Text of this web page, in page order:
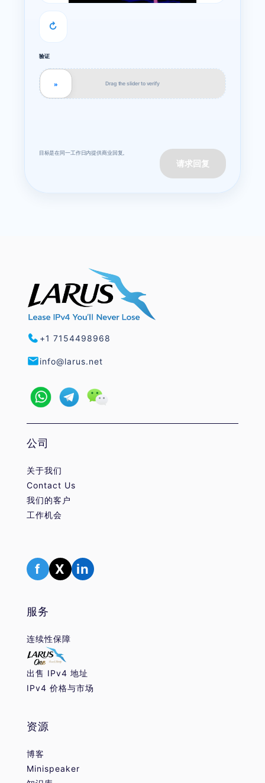
↻
验证
Drag the slider to verify
»
目标是在同一工作日内提供商业回复。
请求回复
+1 7154498968
info@larus.net
公司
关于我们
Contact Us
我们的客户
工作机会
f X in
服务
连续性保障
出售 IPv4 地址
IPv4 价格与市场
资源
博客
Minispeaker